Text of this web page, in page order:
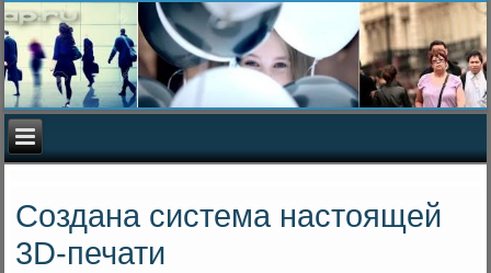
Создана система настоящей
3D-печати